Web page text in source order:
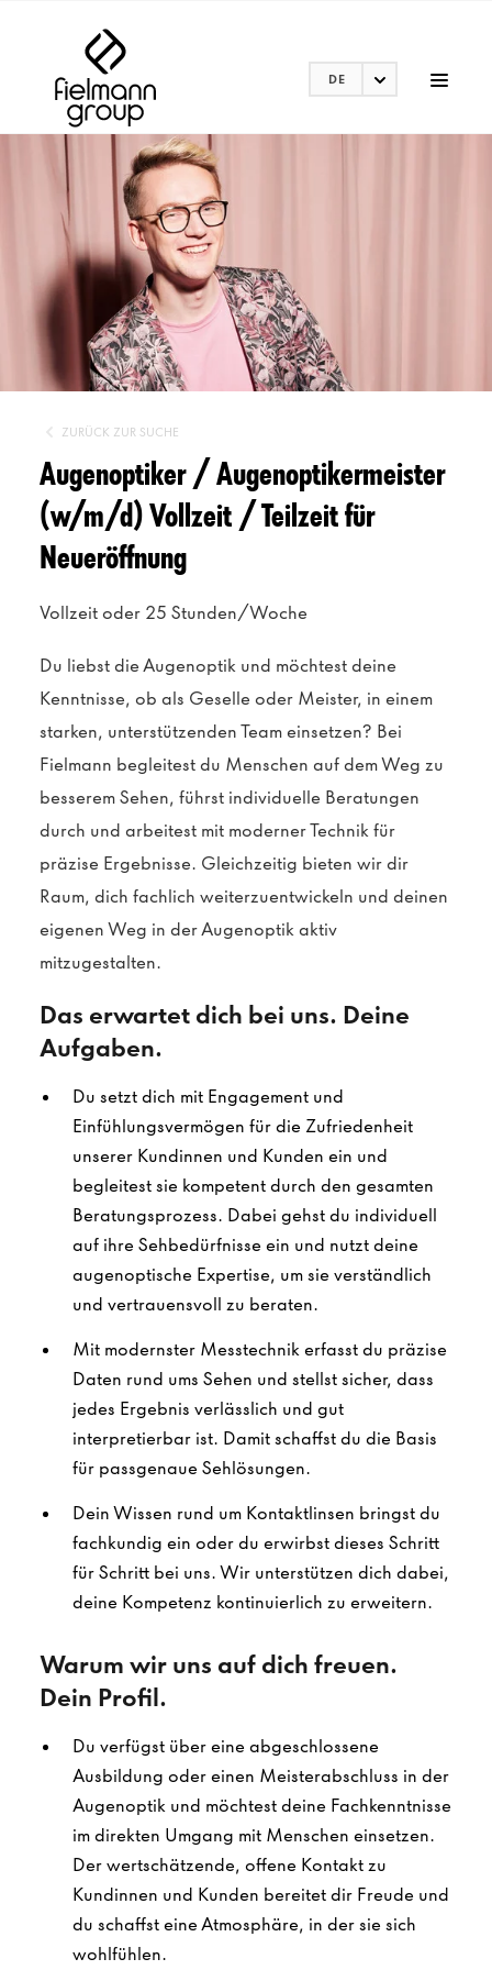
DE
ZURÜCK ZUR SUCHE
Augenoptiker / Augenoptikermeister
(w/m/d) Vollzeit / Teilzeit für
Neueröffnung
Vollzeit oder 25 Stunden/Woche
Du liebst die Augenoptik und möchtest deine
Kenntnisse, ob als Geselle oder Meister, in einem
starken, unterstützenden Team einsetzen? Bei
Fielmann begleitest du Menschen auf dem Weg zu
besserem Sehen, führst individuelle Beratungen
durch und arbeitest mit moderner Technik für
präzise Ergebnisse. Gleichzeitig bieten wir dir
Raum, dich fachlich weiterzuentwickeln und deinen
eigenen Weg in der Augenoptik aktiv
mitzugestalten.
Das erwartet dich bei uns. Deine
Aufgaben.
Du setzt dich mit Engagement und
Einfühlungsvermögen für die Zufriedenheit
unserer Kundinnen und Kunden ein und
begleitest sie kompetent durch den gesamten
Beratungsprozess. Dabei gehst du individuell
auf ihre Sehbedürfnisse ein und nutzt deine
augenoptische Expertise, um sie verständlich
und vertrauensvoll zu beraten.
Mit modernster Messtechnik erfasst du präzise
Daten rund ums Sehen und stellst sicher, dass
jedes Ergebnis verlässlich und gut
interpretierbar ist. Damit schaffst du die Basis
für passgenaue Sehlösungen.
Dein Wissen rund um Kontaktlinsen bringst du
fachkundig ein oder du erwirbst dieses Schritt
für Schritt bei uns. Wir unterstützen dich dabei,
deine Kompetenz kontinuierlich zu erweitern.
Warum wir uns auf dich freuen.
Dein Profil.
Du verfügst über eine abgeschlossene
Ausbildung oder einen Meisterabschluss in der
Augenoptik und möchtest deine Fachkenntnisse
im direkten Umgang mit Menschen einsetzen.
Der wertschätzende, offene Kontakt zu
Kundinnen und Kunden bereitet dir Freude und
du schaffst eine Atmosphäre, in der sie sich
wohlfühlen.